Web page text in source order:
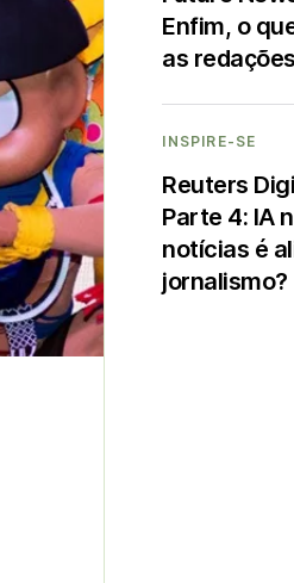
Enfim, o
as
INSPIRE-SE
Reuters
Parte 4: IA
notícias é
jornalismo?